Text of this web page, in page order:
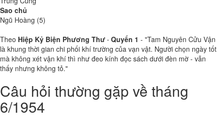
Sao chủ
Ngũ Hoàng (5)
Theo Hiệp Kỷ Biện Phương Thư · Quyển 1 - "Tam Nguyên Cửu Vận
là khung thời gian chi phối khí trường của vạn vật. Người chọn ngày tốt
mà không xét vận khí thì như đeo kính đọc sách dưới đèn mờ - vẫn
thấy nhưng không tỏ."
Câu hỏi thường gặp về tháng
6/1954